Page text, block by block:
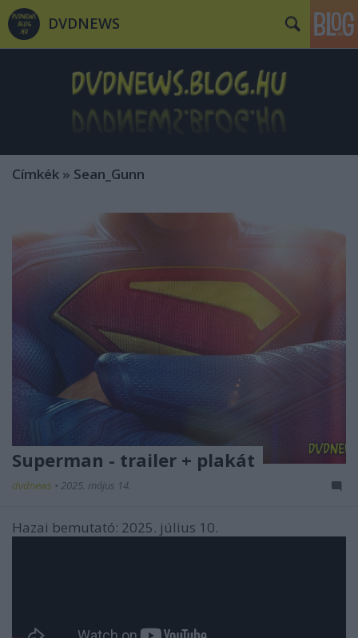
DVDNEWS
Címkék » Sean_Gunn
Superman - trailer + plakát
dvdnews • 2025. május 14.
Hazai bemutató: 2025. július 10.